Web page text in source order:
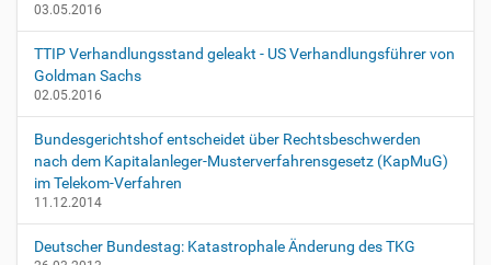
03.05.2016
TTIP Verhandlungsstand geleakt - US Verhandlungsführer von
Goldman Sachs
02.05.2016
Bundesgerichtshof entscheidet über Rechtsbeschwerden
nach dem Kapitalanleger-Musterverfahrensgesetz (KapMuG)
im Telekom-Verfahren
11.12.2014
Deutscher Bundestag: Katastrophale Änderung des TKG